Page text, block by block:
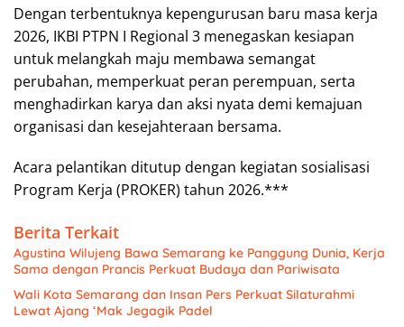
Dengan terbentuknya kepengurusan baru masa kerja
2026, IKBI PTPN I Regional 3 menegaskan kesiapan
untuk melangkah maju membawa semangat
perubahan, memperkuat peran perempuan, serta
menghadirkan karya dan aksi nyata demi kemajuan
organisasi dan kesejahteraan bersama.
Acara pelantikan ditutup dengan kegiatan sosialisasi
Program Kerja (PROKER) tahun 2026.***
Berita Terkait
Agustina Wilujeng Bawa Semarang ke Panggung Dunia, Kerja
Sama dengan Prancis Perkuat Budaya dan Pariwisata
Wali Kota Semarang dan Insan Pers Perkuat Silaturahmi
Lewat Ajang ‘Mak Jegagik Padel